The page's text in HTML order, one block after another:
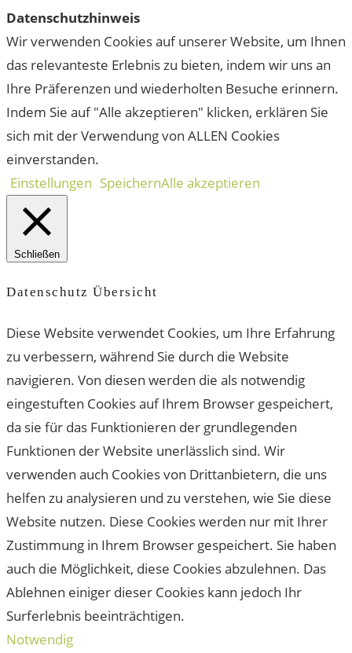
Datenschutzhinweis
Wir verwenden Cookies auf unserer Website, um Ihnen
das relevanteste Erlebnis zu bieten, indem wir uns an
Ihre Präferenzen und wiederholten Besuche erinnern.
Indem Sie auf "Alle akzeptieren" klicken, erklären Sie
sich mit der Verwendung von ALLEN Cookies
einverstanden.
Einstellungen SpeichernAlle akzeptieren
Schließen
Datenschutz Übersicht
Diese Website verwendet Cookies, um Ihre Erfahrung
zu verbessern, während Sie durch die Website
navigieren. Von diesen werden die als notwendig
eingestuften Cookies auf Ihrem Browser gespeichert,
da sie für das Funktionieren der grundlegenden
Funktionen der Website unerlässlich sind. Wir
verwenden auch Cookies von Drittanbietern, die uns
helfen zu analysieren und zu verstehen, wie Sie diese
Website nutzen. Diese Cookies werden nur mit Ihrer
Zustimmung in Ihrem Browser gespeichert. Sie haben
auch die Möglichkeit, diese Cookies abzulehnen. Das
Ablehnen einiger dieser Cookies kann jedoch Ihr
Surferlebnis beeinträchtigen.
Notwendig